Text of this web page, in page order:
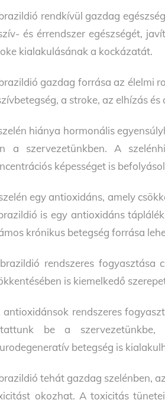
rendkívül gazdag
és érrendszer egészségét,
kialakulásának a kockázatát.
gazdag forrása az élelmi
a stroke, az elhízás
hiánya hormonális
a szervezetünkben. A
képességet is
egy antioxidáns, amely
is egy antioxidáns
krónikus betegség forrása
rendszeres fogyasztása
is kiemelkedő
antioxidánsok rendszeres
be a
betegség is
tehát gazdag szelénben,
okozhat. A toxicitás